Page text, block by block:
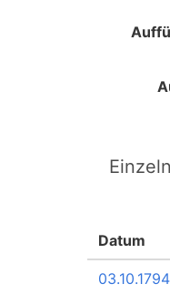
Datum
03.10.1794